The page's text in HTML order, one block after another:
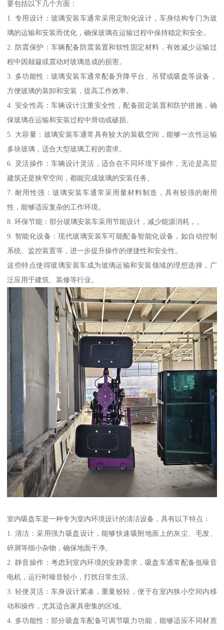
要包括以下几个方面：
1. 专用设计：玻璃安装车通常采用定制化设计，车身结构专门为玻
璃的运输和安装而优化，确保玻璃在运输过程中保持稳定和安全。
2. 防震保护：车辆配备防震装置和软性固定材料，有效减少运输过
程中因颠簸或震动对玻璃造成的损害。
3. 多功能性：玻璃安装车通常配备升降平台、吊臂或吸盘等设备，
方便玻璃的装卸和安装，提高工作效率。
4. 安全性高：车辆设计注重安全性，配备固定装置和防护措施，确
保玻璃在运输和安装过程中滑动或破损。
5. 大容量：玻璃安装车通常具有较大的装载空间，能够一次性运输
多块玻璃，适合大型玻璃工程的需求。
6. 灵活操作：车辆设计灵活，适合在不同环境下操作，无论是高层
建筑还是狭窄空间，都能完成玻璃的安装任务。
7. 耐用性强：玻璃安装车通常采用量材料制造，具有较强的耐用
性，能够适应复杂的工作环境。
8. 环保节能：部分玻璃安装车采用节能设计，减少能源消耗，。
9. 智能化设备：现代玻璃安装车可能配备智能化设备，如自动控制
系统、监控装置等，进一步提升操作的便捷性和安全性。
这些特点使得玻璃安装车成为玻璃运输和安装领域的理想选择，广
泛应用于建筑、装修等行业。
室内吸盘车是一种专为室内环境设计的清洁设备，具有以下特点：
1. 清洁：采用强力吸盘设计，能够快速吸附地面上的灰尘、毛发、
碎屑等细小杂物，确保地面干净。
2. 静音操作：考虑到室内环境的安静需求，吸盘车通常配备低噪音
电机，运行时噪音较小，打扰日常生活。
3. 轻便灵活：车身设计紧凑，重量较轻，便于在室内狭小空间内移
动和操作，尤其适合家具密集的区域。
4. 多功能性：部分吸盘车配备可调节吸力功能，能够适应不同材质